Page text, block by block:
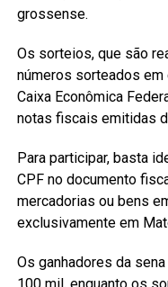
grossense.
Os sorteios, que são
números sorteados em
Caixa Econômica
notas fiscais emitidas
Para participar, basta
CPF no documento
mercadorias ou bens
exclusivamente em
Os ganhadores da
100 mil, enquanto os